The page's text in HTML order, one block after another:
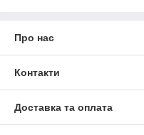
Про нас
Контакти
Доставка та оплата